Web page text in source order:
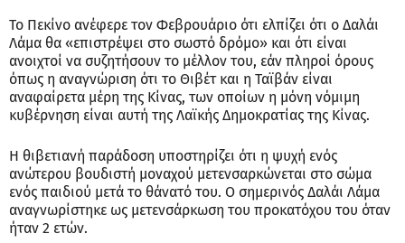
Το Πεκίνο ανέφερε τον Φεβρουάριο ότι ελπίζει ότι ο Δαλάι
Λάμα θα «επιστρέψει στο σωστό δρόμο» και ότι είναι
ανοιχτοί να συζητήσουν το μέλλον του, εάν πληροί όρους
όπως η αναγνώριση ότι το Θιβέτ και η Ταϊβάν είναι
αναφαίρετα μέρη της Κίνας, των οποίων η μόνη νόμιμη
κυβέρνηση είναι αυτή της Λαϊκής Δημοκρατίας της Κίνας.
Η θιβετιανή παράδοση υποστηρίζει ότι η ψυχή ενός
ανώτερου βουδιστή μοναχού μετενσαρκώνεται στο σώμα
ενός παιδιού μετά το θάνατό του. Ο σημερινός Δαλάι Λάμα
αναγνωρίστηκε ως μετενσάρκωση του προκατόχου του όταν
ήταν 2 ετών.